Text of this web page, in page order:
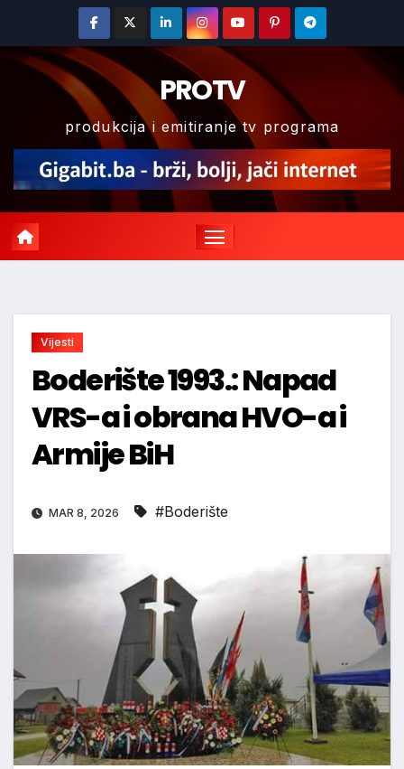
content
PROTV
produkcija i emitiranje tv programa
Vijesti
Boderište 1993.: Napad
VRS-a i obrana HVO-a i
Armije BiH
MAR 8, 2026 #Boderište